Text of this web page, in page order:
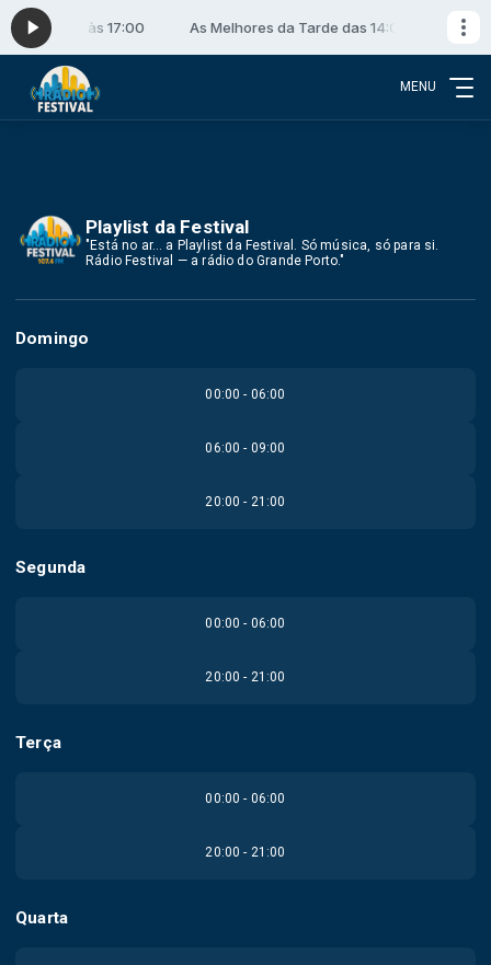
das 14:00 às 17:00 As Melhores da Tarde das 14:00 às 17:00
MENU
Playlist da Festival
"Está no ar… a Playlist da Festival. Só música, só para si.
Rádio Festival — a rádio do Grande Porto."
Domingo
00:00 - 06:00
06:00 - 09:00
20:00 - 21:00
Segunda
00:00 - 06:00
20:00 - 21:00
Terça
00:00 - 06:00
20:00 - 21:00
Quarta